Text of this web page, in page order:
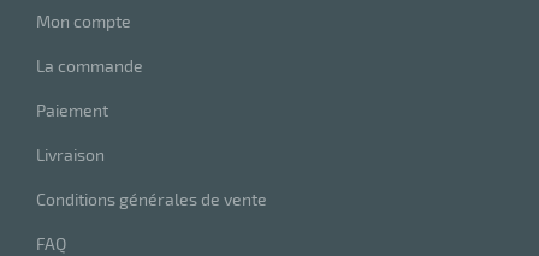
Mon compte
La commande
Paiement
Livraison
Conditions générales de vente
FAQ